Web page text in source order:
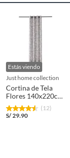
Estás viendo
just home collection
Cortina de Tela
Flores 140x220cm
Beige
(12)
S/29.90